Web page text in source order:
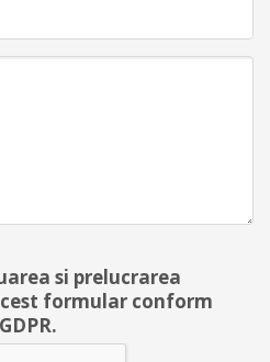
si prelucrarea
formular conform
GDPR.